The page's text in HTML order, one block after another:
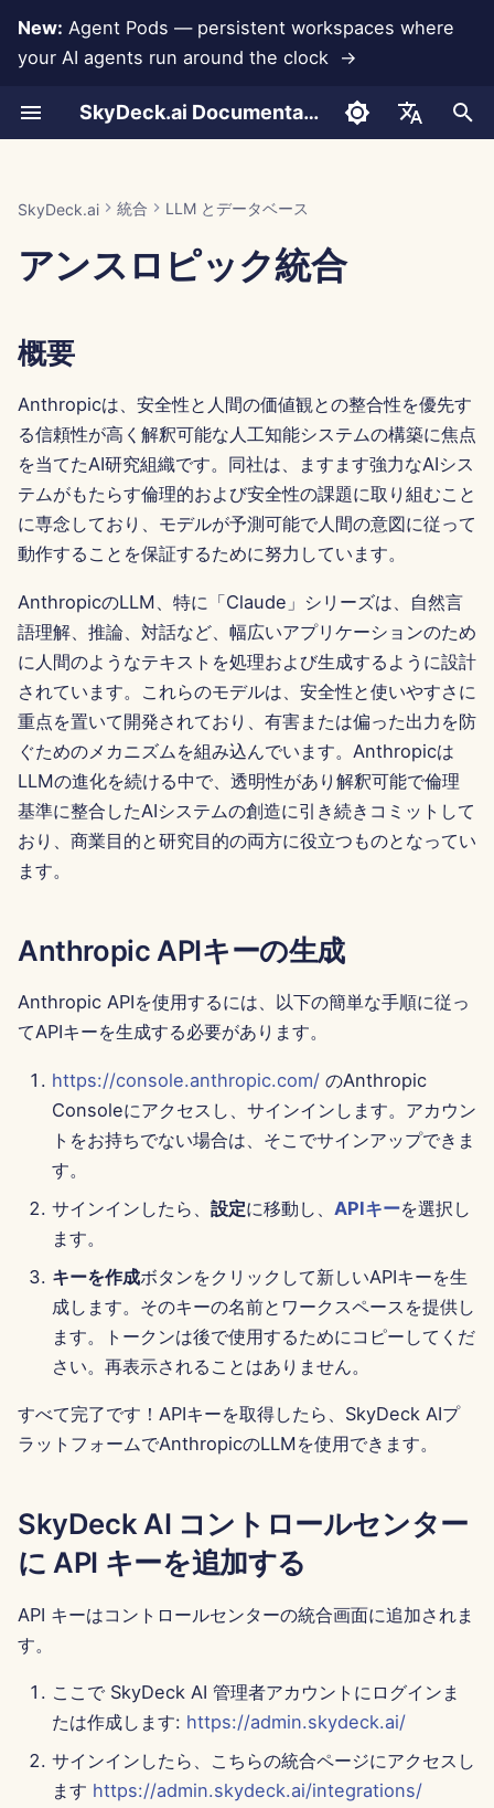
New: Agent Pods — persistent workspaces where
your AI agents run around the clock →
SkyDeck.ai Documentation
Italiano
日本語
한국어
Português
Tiếng Việt
简体中文
繁體中文
検
索
化
ドキュメントのアップロード
共有とコラボレーション
公開スナップショット
ウェブブラウジング
Pods
ツール
SQL アシスタント
法的契約レビュー
画像生成器
Deploy Agents to Your
セットアップガイド 統合の設定
セキュリティの設定
メンバーの管理
請求
クレジットの購入
プランとアップグレード
Anthropic APIキーの生成
SkyDeck AI コントロールセ
ンターに API キーを追加す
結論
Slack 統合
LLM ツールのための
例: テキストベースの UI
JSON 形式
プライバシーポリシー
クッキーノーティス
Jan 23rd, 2026
Jan 16th, 2026
Jan 2nd, 2026
Dec 26th, 2025
Dec 19th, 2025
Dec 12th, 2025
Nov 28th, 2025
Nov 21st, 2025
Nov 14th, 2025
2025年10月31日
2025年9月5日
2025年8月22日
2025年8月15日
2025年8月8日
2025年8月1日
2025年7月25日
2025年7月18日
2025年7月11日
2025年7月4日
2025年6月20日
2025年6月6日
2025年5月30日
2025年5月16日
2025年5月9日
SkyDeck.ai LLM 用意された
SkyDeck.ai 統合 LLM とデータベース
アンスロピック統合
概要
Anthropicは、安全性と人間の価値観との整合性を優先す
る信頼性が高く解釈可能な人工知能システムの構築に焦点
を当てたAI研究組織です。同社は、ますます強力なAIシス
テムがもたらす倫理的および安全性の課題に取り組むこと
に専念しており、モデルが予測可能で人間の意図に従って
動作することを保証するために努力しています。
AnthropicのLLM、特に「Claude」シリーズは、自然言
語理解、推論、対話など、幅広いアプリケーションのため
に人間のようなテキストを処理および生成するように設計
されています。これらのモデルは、安全性と使いやすさに
重点を置いて開発されており、有害または偏った出力を防
ぐためのメカニズムを組み込んでいます。Anthropicは
LLMの進化を続ける中で、透明性があり解釈可能で倫理
基準に整合したAIシステムの創造に引き続きコミットして
おり、商業目的と研究目的の両方に役立つものとなってい
ます。
Anthropic APIキーの生成
Anthropic APIを使用するには、以下の簡単な手順に従っ
てAPIキーを生成する必要があります。
https://console.anthropic.com/のAnthropic
Consoleにアクセスし、サインインします。アカウン
トをお持ちでない場合は、そこでサインアップできま
す。
サインインしたら、 設定に移動し、 APIキーを選択し
ます。
キーを作成ボタンをクリックして新しいAPIキーを生
成します。そのキーの名前とワークスペースを提供し
ます。トークンは後で使用するためにコピーしてくだ
さい。再表示されることはありません。
すべて完了です！APIキーを取得したら、SkyDeck AIプ
ラットフォームでAnthropicのLLMを使用できます。
SkyDeck AI コントロールセンター
に API キーを追加する
API キーはコントロールセンターの統合画面に追加されま
す。
ここで SkyDeck AI 管理者アカウントにログインま
たは作成します: https://admin.skydeck.ai/
サインインしたら、こちらの統合ページにアクセスし
ます https://admin.skydeck.ai/integrations/